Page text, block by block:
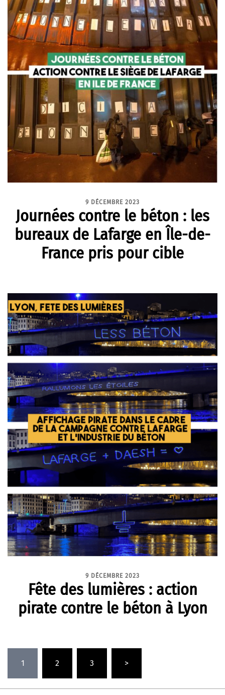
9 DÉCEMBRE 2023
Journées contre le béton : les
bureaux de Lafarge en Île-de-
France pris pour cible
9 DÉCEMBRE 2023
Fête des lumières : action
pirate contre le béton à Lyon
des
publications
1 2 3 >